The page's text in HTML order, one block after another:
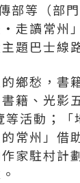
等（部門
走讀常州
題巴士線
鄉愁，書
籍、光影
活動；
常州」借
家駐村計